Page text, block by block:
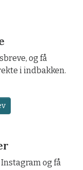
og få
i indbakken.
Instagram og få